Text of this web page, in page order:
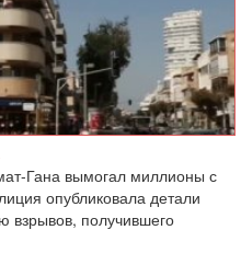
Гана вымогал миллионы с
опубликовала детали
взрывов, получившего